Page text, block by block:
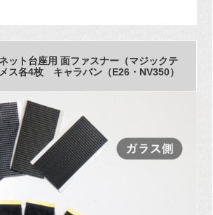
ット台座用 面ファスナー（マジックテ
ス各4枚 キャラバン（E26・NV350）